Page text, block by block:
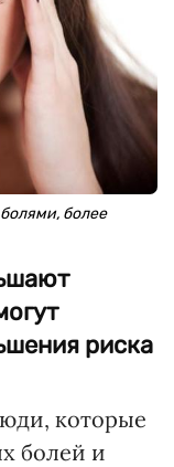
более
риска
которые
болей и